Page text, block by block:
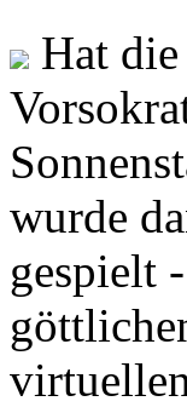
Hat
wurde
gespielt